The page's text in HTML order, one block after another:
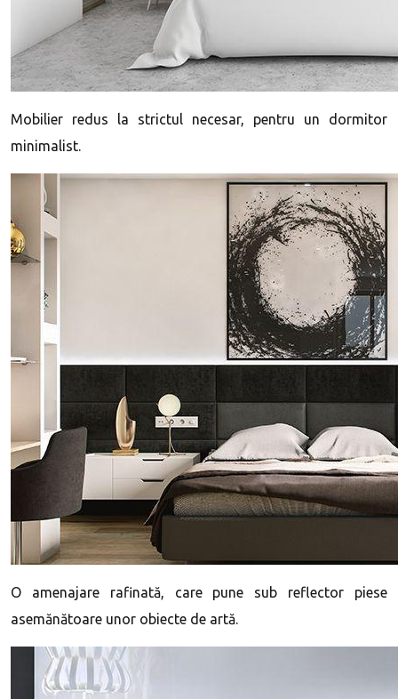
Mobilier redus la strictul necesar, pentru un dormitor
minimalist.
O amenajare rafinată, care pune sub reflector piese
asemănătoare unor obiecte de artă.